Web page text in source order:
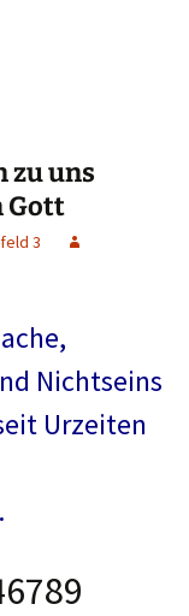
zu uns
Gott
3
Nichtseins
Urzeiten